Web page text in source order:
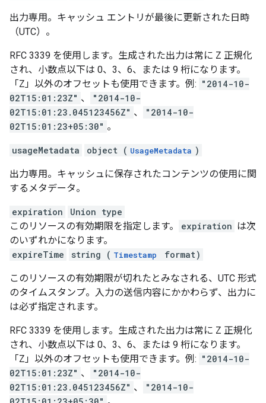
出力専用。キャッシュ エントリが最後に更新された日時
（UTC）。
RFC 3339 を使用します。生成された出力は常に Z 正規化
され、小数点以下は 0、3、6、または 9 桁になります。
「Z」以外のオフセットも使用できます。例: "2014-10-
02T15:01:23Z" 、
"2014-10-
02T15:01:23.045123456Z" 、
"2014-10-
02T15:01:23+05:30" 。
usageMetadata object ( UsageMetadata )
出力専用。キャッシュに保存されたコンテンツの使用に関
するメタデータ。
expiration
Union type
このリソースの有効期限を指定します。
expiration は次
のいずれかになります。
expireTime
string ( Timestamp format)
このリソースの有効期限が切れたとみなされる、UTC 形式
のタイムスタンプ。入力の送信内容にかかわらず、出力に
は必ず指定されます。
RFC 3339 を使用します。生成された出力は常に Z 正規化
され、小数点以下は 0、3、6、または 9 桁になります。
「Z」以外のオフセットも使用できます。例: "2014-10-
02T15:01:23Z" 、
"2014-10-
02T15:01:23.045123456Z" 、
"2014-10-